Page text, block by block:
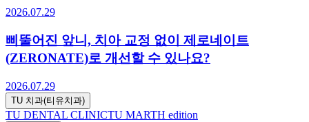
2026.07.29
삐뚤어진 앞니, 치아 교정 없이 제로네이트
(ZERONATE)로 개선할 수 있나요?
2026.07.29
TU 치과(티유치과)
TU DENTAL CLINICTU MARTH edition